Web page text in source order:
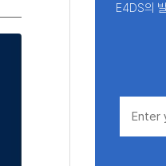
E4DS의